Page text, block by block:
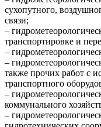
сухопутного,
связи;
–
транспортировке и
–
–
также прочих работ с
транспортного
–
коммунального
–